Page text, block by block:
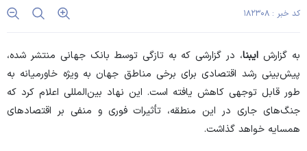
کد خبر : ۱۸۲۳۰۸
به گزارش ایبنا، در گزارشی که به تازگی توسط بانک جهانی منتشر شده،
پیش‌بینی رشد اقتصادی برای برخی مناطق جهان به ویژه خاورمیانه به
طور قابل توجهی کاهش یافته است. این نهاد بین‌المللی اعلام کرد که
جنگ‌های جاری در این منطقه، تأثیرات فوری و منفی بر اقتصاد‌های
همسایه خواهد گذاشت.